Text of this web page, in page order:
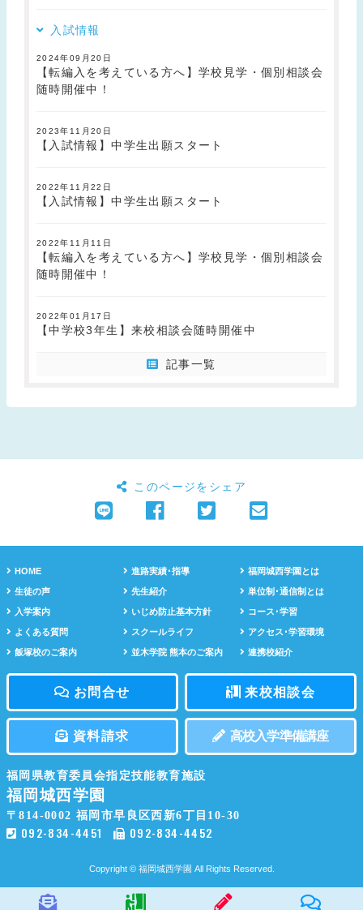
入試情報
2024年09月20日
【転編入を考えている方へ】学校見学・個別相談会
随時開催中！
2023年11月20日
【入試情報】中学生出願スタート
2022年11月22日
【入試情報】中学生出願スタート
2022年11月11日
【転編入を考えている方へ】学校見学・個別相談会
随時開催中！
2022年01月17日
【中学校3年生】来校相談会随時開催中
記事一覧
このページをシェア
HOME 進路実績･指導 福岡城西学園とは
生徒の声 先生紹介 単位制･通信制とは
入学案内 いじめ防止基本方針 コース･学習
よくある質問 スクールライフ アクセス･学習環境
飯塚校のご案内 並木学院 熊本のご案内 連携校紹介
お問合せ 来校相談会
資料請求 高校入学準備講座
福岡県教育委員会指定技能教育施設
福岡城西学園
〒814-0002 福岡市早良区西新6丁目10-30
092-834-4451 092-834-4452
Copyright © 福岡城西学園 All Rights Reserved.